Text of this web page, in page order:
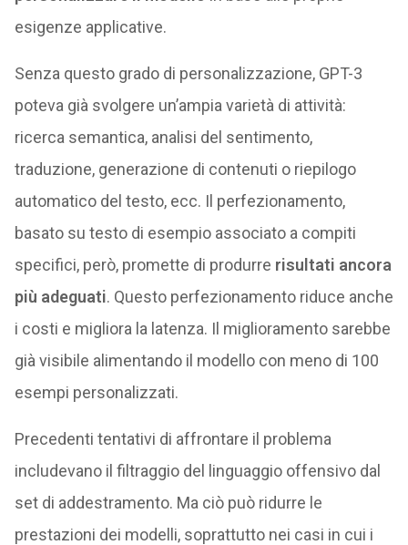
esigenze applicative.
Senza questo grado di personalizzazione, GPT-3
poteva già svolgere un’ampia varietà di attività:
ricerca semantica, analisi del sentimento,
traduzione, generazione di contenuti o riepilogo
automatico del testo, ecc. Il perfezionamento,
basato su testo di esempio associato a compiti
specifici, però, promette di produrre risultati ancora
più adeguati. Questo perfezionamento riduce anche
i costi e migliora la latenza. Il miglioramento sarebbe
già visibile alimentando il modello con meno di 100
esempi personalizzati.
Precedenti tentativi di affrontare il problema
includevano il filtraggio del linguaggio offensivo dal
set di addestramento. Ma ciò può ridurre le
prestazioni dei modelli, soprattutto nei casi in cui i